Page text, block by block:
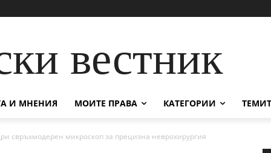
вестник
И МНЕНИЯ МОИТЕ ПРАВА КАТЕГОРИИ
свръхмодерен микроскоп за прецизна неврохирургия